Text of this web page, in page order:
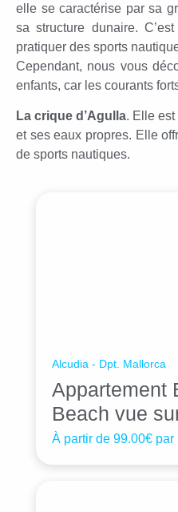
elle se caractérise par sa
sa structure dunaire.
pratiquer des sports
Cependant, nous vous
enfants, car les courants
La crique d’Agulla. Elle
et ses eaux propres. Elle
de sports nautiques.
Alcudia - Dpt. Mallorca
Appartement
Beach vue
À partir de 99.00€ par